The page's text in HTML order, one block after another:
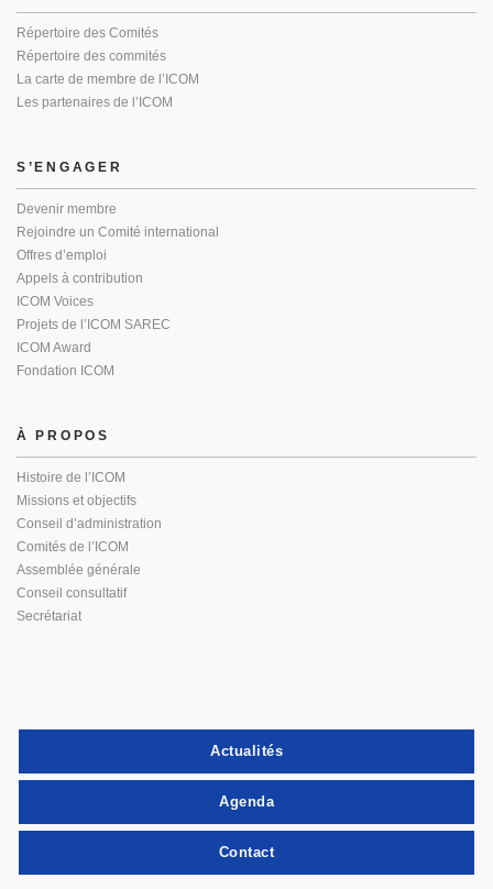
Répertoire des Comités
Répertoire des commités
La carte de membre de l’ICOM
Les partenaires de l’ICOM
S’ENGAGER
Devenir membre
Rejoindre un Comité international
Offres d’emploi
Appels à contribution
ICOM Voices
Projets de l’ICOM SAREC
ICOM Award
Fondation ICOM
À PROPOS
Histoire de l’ICOM
Missions et objectifs
Conseil d’administration
Comités de l’ICOM
Assemblée générale
Conseil consultatif
Secrétariat
Actualités
Agenda
Contact